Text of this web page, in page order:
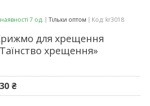
7 од. Тільки оптом Код: kr3018
для хрещення
хрещення»
₴